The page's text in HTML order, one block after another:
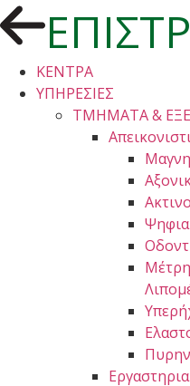
ΚΕΝΤΡΑ
ΥΠΗΡΕΣΙΕΣ
ΤΜΗΜΑΤΑ &